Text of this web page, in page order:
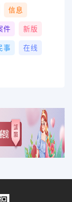
信息
件 新版
事 在线